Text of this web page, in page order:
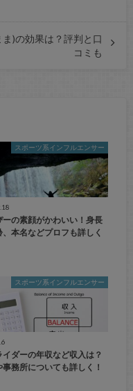
)の効果は？評判と口
コミも
スポーツ系インフルエンサー
ーの素顔がかわいい！身長
、本名などプロフも詳しく
スポーツ系インフルエンサー
イダーの年収など収入は？
事務所についても詳しく！